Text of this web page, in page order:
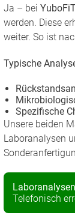
Ja – bei
werden. Diese
weiter. So ist
Typische
Spezifische
Unsere beiden
Laboranalysen
Telefonisch